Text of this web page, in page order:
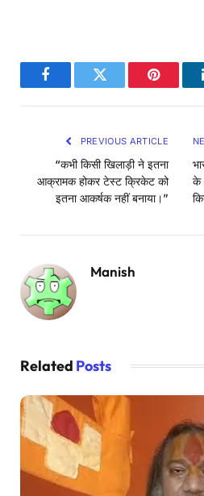
FacebookTwitter Pinterest
PREVIOUS ARTICLE
“कभी किसी खिलाड़ी ने इतना
आक्रामक होकर टेस्ट क्रिकेट को
इतना आकर्षक नहीं बनाया।”
के
Manish
Related Posts